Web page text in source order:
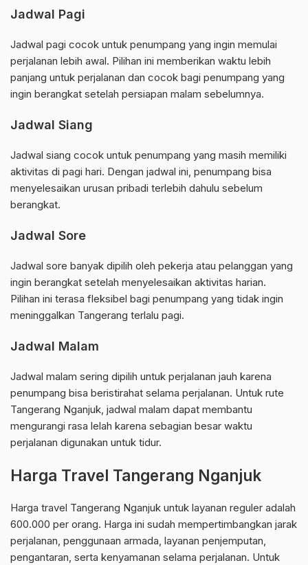
Jadwal Pagi
Jadwal pagi cocok untuk penumpang yang ingin memulai
perjalanan lebih awal. Pilihan ini memberikan waktu lebih
panjang untuk perjalanan dan cocok bagi penumpang yang
ingin berangkat setelah persiapan malam sebelumnya.
Jadwal Siang
Jadwal siang cocok untuk penumpang yang masih memiliki
aktivitas di pagi hari. Dengan jadwal ini, penumpang bisa
menyelesaikan urusan pribadi terlebih dahulu sebelum
berangkat.
Jadwal Sore
Jadwal sore banyak dipilih oleh pekerja atau pelanggan yang
ingin berangkat setelah menyelesaikan aktivitas harian.
Pilihan ini terasa fleksibel bagi penumpang yang tidak ingin
meninggalkan Tangerang terlalu pagi.
Jadwal Malam
Jadwal malam sering dipilih untuk perjalanan jauh karena
penumpang bisa beristirahat selama perjalanan. Untuk rute
Tangerang Nganjuk, jadwal malam dapat membantu
mengurangi rasa lelah karena sebagian besar waktu
perjalanan digunakan untuk tidur.
Harga Travel Tangerang Nganjuk
Harga travel Tangerang Nganjuk untuk layanan reguler adalah
600.000 per orang. Harga ini sudah mempertimbangkan jarak
perjalanan, penggunaan armada, layanan penjemputan,
pengantaran, serta kenyamanan selama perjalanan. Untuk